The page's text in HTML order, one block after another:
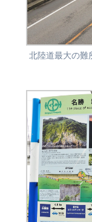
北陸道最大の難